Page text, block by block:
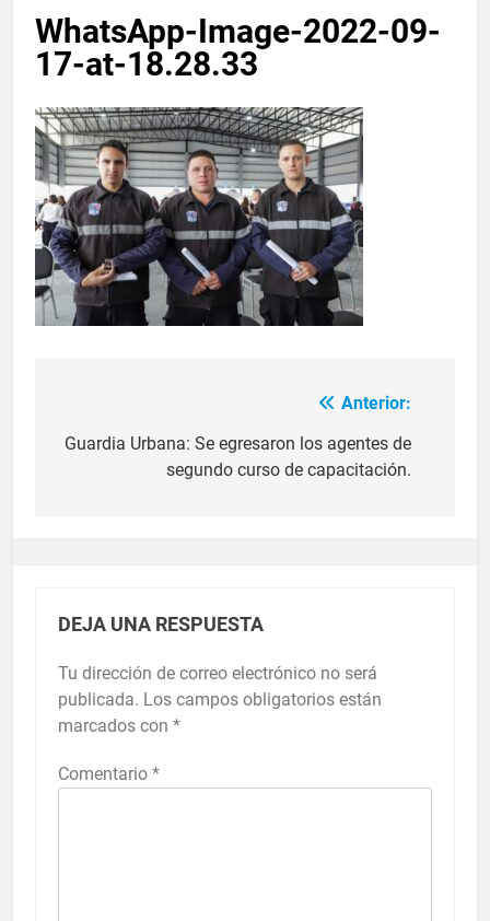
WhatsApp-Image-2022-09-
17-at-18.28.33
Anterior:
Guardia Urbana: Se egresaron los agentes de
segundo curso de capacitación.
DEJA UNA RESPUESTA
Tu dirección de correo electrónico no será
publicada. Los campos obligatorios están
marcados con *
Comentario *